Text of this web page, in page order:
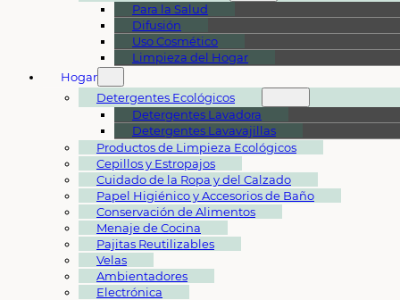
Para la Salud
Difusión
Uso Cosmético
Limpieza del Hogar
Hogar
Detergentes Ecológicos
Detergentes Lavadora
Detergentes Lavavajillas
Productos de Limpieza Ecológicos
Cepillos y Estropajos
Cuidado de la Ropa y del Calzado
Papel Higiénico y Accesorios de Baño
Conservación de Alimentos
Menaje de Cocina
Pajitas Reutilizables
Velas
Ambientadores
Electrónica